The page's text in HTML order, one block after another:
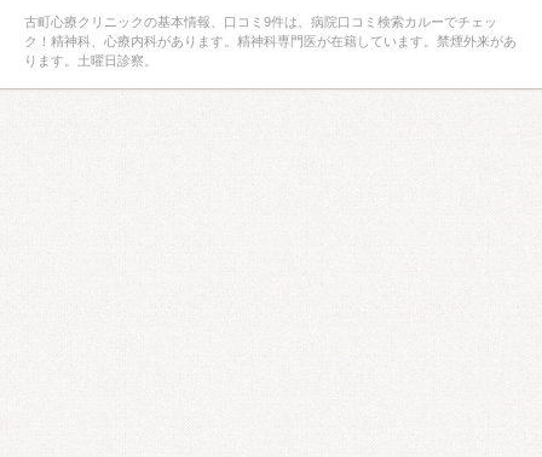
古町心療クリニックの基本情報、口コミ9件は、病院口コミ検索カルーでチェッ
ク！精神科、心療内科があります。精神科専門医が在籍しています。禁煙外来があ
ります。土曜日診察。